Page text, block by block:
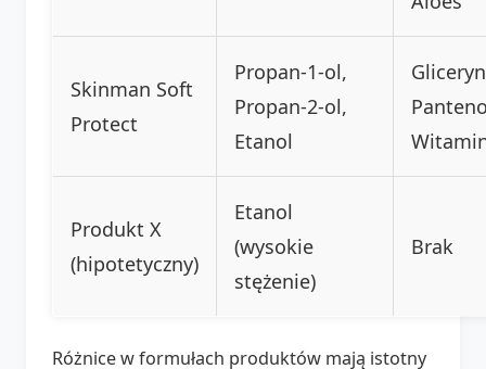
Skinman Soft
Protect
Propan-1-ol,
Propan-2-ol,
Etanol
Produkt X
(hipotetyczny)
Etanol
(wysokie
stężenie)
Brak
Różnice w formułach produktów mają istotny